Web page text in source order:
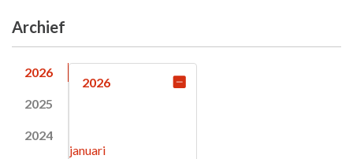
Archief
2026
2025
2024
2026
januari